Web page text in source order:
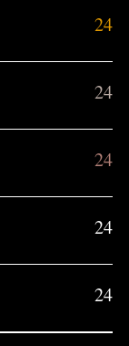
24
24
24
24
24